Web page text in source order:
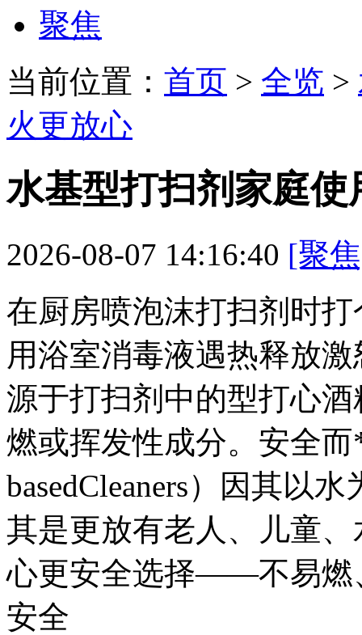
聚焦
当前位置： 首页 > 全览 >
火更放心
水基型打扫剂家庭
2026-08-07 14:16:40 [聚
在厨房喷泡沫打扫剂时
用浴室消毒液遇热释放
源于打扫剂中的型打心
燃或挥发性成分。安全
basedCleaners）因其以
其是更放有老人、儿童
心更安全选择——不易燃
安全